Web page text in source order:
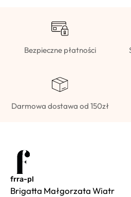
Bezpieczne płatności
Darmowa dostawa od 150zł
frra-pl
Brigatta Małgorzata Wiatr